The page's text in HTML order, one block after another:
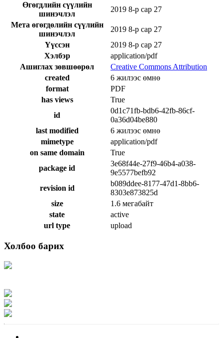
Өгөгдлийн сүүлийн
шинэчлэл
2019 8-р сар 27
Мета өгөгдөлийн сүүлийн
шинэчлэл
2019 8-р сар 27
Үүссэн
2019 8-р сар 27
Хэлбэр
application/pdf
Ашиглах зөвшөөрөл
Creative Commons Attribution
created
6 жилээс өмнө
format
PDF
has views
True
id
0d1c71fb-bdb6-42fb-86cf-
0a36d04be880
last modified
6 жилээс өмнө
mimetype
application/pdf
on same domain
True
package id
3e68f44e-27f9-46b4-a038-
9e5577befb92
revision id
b089ddee-8177-47d1-8bb6-
8303e873825d
size
1.6 мегабайт
state
active
url type
upload
Холбоо барих